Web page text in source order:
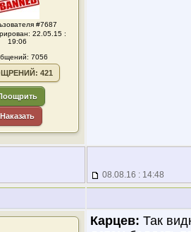
#7687
22.05.15 :
19:06
7056
421
Наказать
08.08.16 : 14:48
Карцев: Так